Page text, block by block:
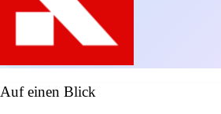
Auf einen Blick